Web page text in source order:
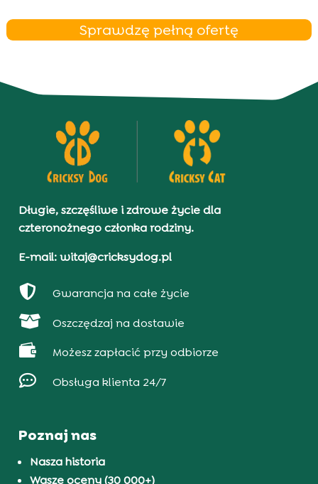
Sprawdzę pełną ofertę
Długie, szczęśliwe i zdrowe życie dla
czteronożnego członka rodziny.
E-mail: witaj@cricksydog.pl
 Gwarancja na całe życie
 Oszczędzaj na dostawie
 Możesz zapłacić przy odbiorze
 Obsługa klienta 24/7
Poznaj nas
Nasza historia
Wasze oceny (30 000+)